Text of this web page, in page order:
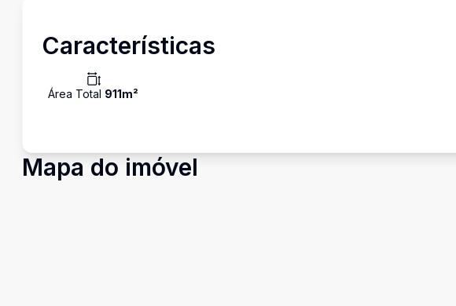
Características
Área Total 911m²
Mapa do imóvel